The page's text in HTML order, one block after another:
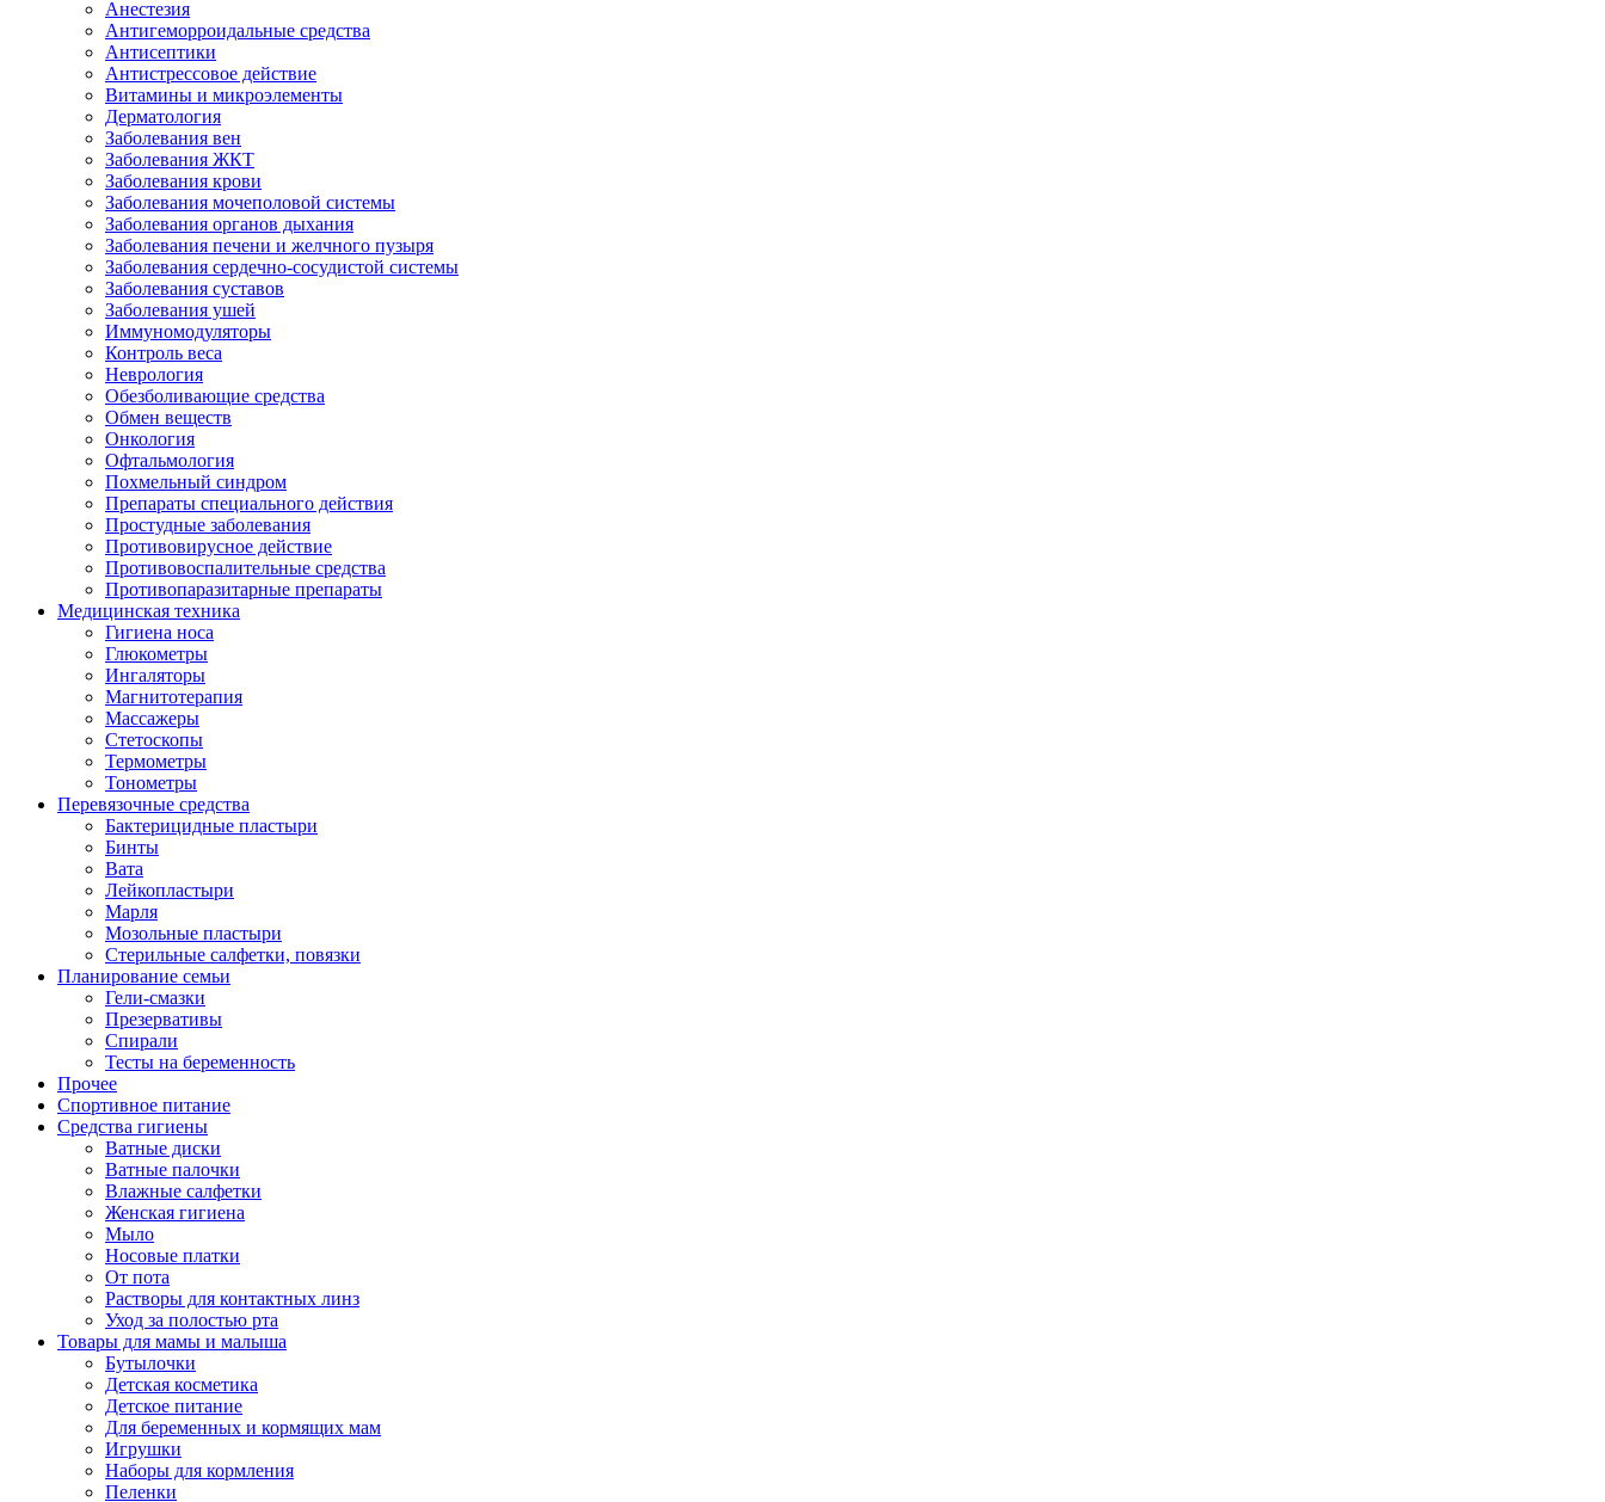
Анестезия
Антигеморроидальные средства
Антисептики
Антистрессовое действие
Витамины и микроэлементы
Дерматология
Заболевания вен
Заболевания ЖКТ
Заболевания крови
Заболевания мочеполовой системы
Заболевания органов дыхания
Заболевания печени и желчного пузыря
Заболевания сердечно-сосудистой системы
Заболевания суставов
Заболевания ушей
Иммуномодуляторы
Контроль веса
Неврология
Обезболивающие средства
Обмен веществ
Онкология
Офтальмология
Похмельный синдром
Препараты специального действия
Простудные заболевания
Противовирусное действие
Противовоспалительные средства
Противопаразитарные препараты
Медицинская техника
Гигиена носа
Глюкометры
Ингаляторы
Магнитотерапия
Массажеры
Стетоскопы
Термометры
Тонометры
Перевязочные средства
Бактерицидные пластыри
Бинты
Вата
Лейкопластыри
Марля
Мозольные пластыри
Стерильные салфетки, повязки
Планирование семьи
Гели-смазки
Презервативы
Спирали
Тесты на беременность
Прочее
Спортивное питание
Средства гигиены
Ватные диски
Ватные палочки
Влажные салфетки
Женская гигиена
Мыло
Носовые платки
От пота
Растворы для контактных линз
Уход за полостью рта
Товары для мамы и малыша
Бутылочки
Детская косметика
Детское питание
Для беременных и кормящих мам
Игрушки
Наборы для кормления
Пеленки